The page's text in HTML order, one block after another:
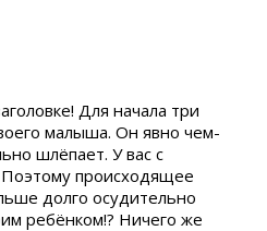
Для начала три
малыша. Он явно чем-
шлёпает. У вас с
происходящее
долго осудительно
ребёнком!? Ничего же